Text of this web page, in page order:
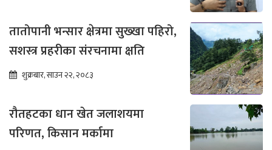
तातोपानी भन्सार क्षेत्रमा सुख्खा पहिरो,
सशस्त्र प्रहरीका संरचनामा क्षति
शुक्रबार, साउन २२, २०८३
रौतहटका धान खेत जलाशयमा
परिणत, किसान मर्कामा